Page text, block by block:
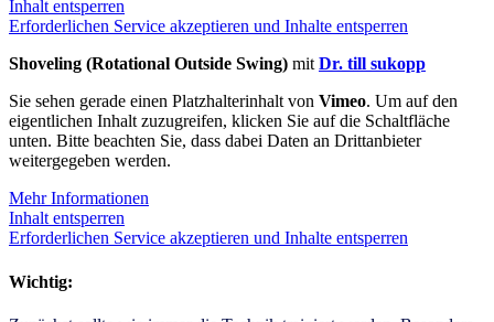
Inhalt entsperren
Erforderlichen Service akzeptieren und Inhalte entsperren
Shoveling (Rotational Outside Swing) mit Dr. till sukopp
Sie sehen gerade einen Platzhalterinhalt von Vimeo. Um auf den
eigentlichen Inhalt zuzugreifen, klicken Sie auf die Schaltfläche
unten. Bitte beachten Sie, dass dabei Daten an Drittanbieter
weitergegeben werden.
Mehr Informationen
Inhalt entsperren
Erforderlichen Service akzeptieren und Inhalte entsperren
Wichtig: